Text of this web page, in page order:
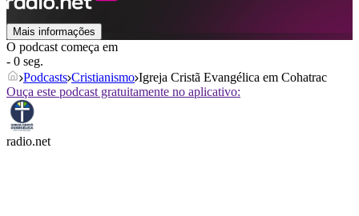
Mais informações
O podcast começa em
- 0 seg.
Podcasts Cristianismo Igreja Cristã Evangélica em Cohatrac
Ouça este podcast gratuitamente no aplicativo:
radio.net